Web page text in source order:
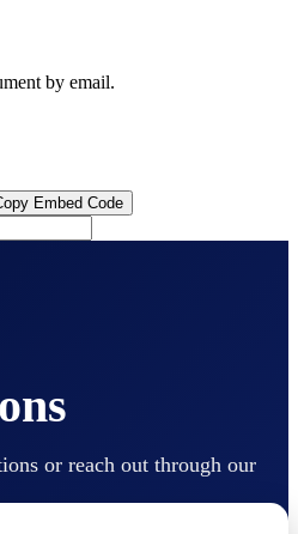
by email.
Embed Code
or reach out through our